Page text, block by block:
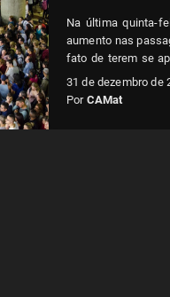
Na última quinta-
aumento nas
fato de terem se
estaria em clima
esse aumento, a
31 de dezembro de
Por CAMat